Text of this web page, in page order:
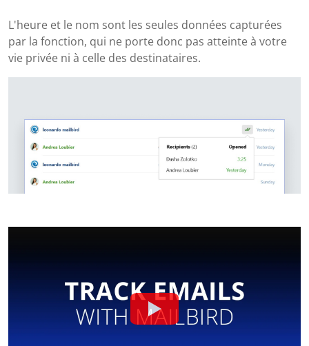
L'heure et le nom sont les seules données capturées
par la fonction, qui ne porte donc pas atteinte à votre
vie privée ni à celle des destinataires.